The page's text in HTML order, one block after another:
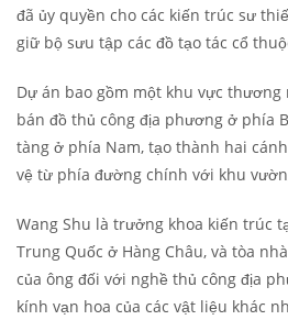
đã ủy quyền cho các kiến ​​trúc sư
giữ bộ sưu tập các đồ tạo tác cổ
Dự án bao gồm một khu vực thương
bán đồ thủ công địa phương ở phía
tàng ở phía Nam, tạo thành hai
vệ từ phía đường chính với khu
Wang Shu là trưởng khoa kiến ​​trúc
Trung Quốc ở Hàng Châu, và tòa
của ông đối với nghề thủ công địa
kính vạn hoa của các vật liệu khác